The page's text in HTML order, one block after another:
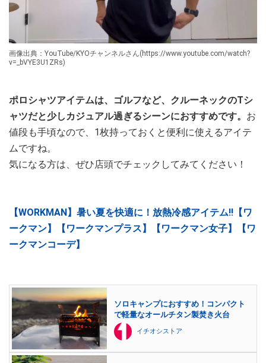
画像出典：YouTube/KYOチャンネルさん(https://www.youtube.com/watch?
v=_bVYE3U1ZRs)
ポロシャツアイテムは、ゴルフなど、クルーネックのTシ
ャツだと少しカジュアル過ぎるシーンにおすすめです。 お
値段も手頃なので、1枚持っておくと便利に使えるアイテ
ムですね。
気になる方は、ぜひ店頭でチェックしてみてください！
【WORKMAN】暑い夏を快適に！放熱冷感アイテム‼︎【ワ
ークマン】【ワークマンプラス】【ワークマン女子】【ワ
ークマンコーデ】
ソロキャンプにおすすめ！コンパクト
で軽量なオールチタン製焚き火台
イチオシストア